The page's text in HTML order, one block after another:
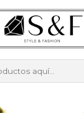
en productos y
gratis por
Aros
enchapado